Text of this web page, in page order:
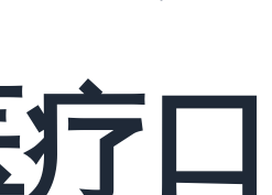
机
口